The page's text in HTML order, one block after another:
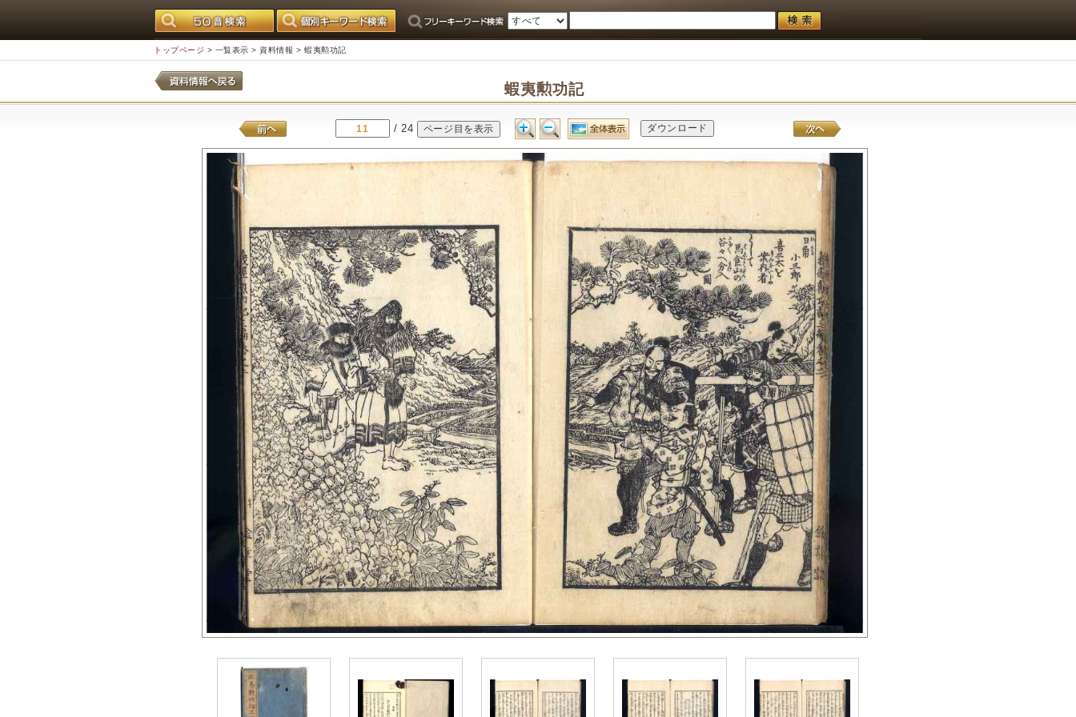
トップページ > 一覧表示 > 資料情報 > 蝦夷勲功記
蝦夷勲功記
/ 24